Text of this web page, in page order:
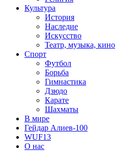
Культура
История
Наследие
Искусство
Театр, музыка, кино
Спорт
Футбол
Борьба
Гимнастика
Дзюдо
Карате
Шахматы
В мире
Гейдар Алиев-100
WUF13
О нас